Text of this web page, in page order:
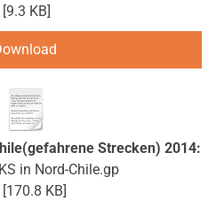
9.3 KB
Strecken) 2014:
in Nord-Chile.gp
170.8 KB